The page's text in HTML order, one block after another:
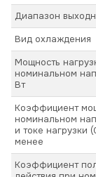
Диапазон
Вид охлаждения
Мощность
номинальном
Вт
Коэффициент
номинальном
и токе нагрузки
менее
Коэффициент